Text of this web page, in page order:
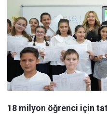
18 milyon öğrenci için